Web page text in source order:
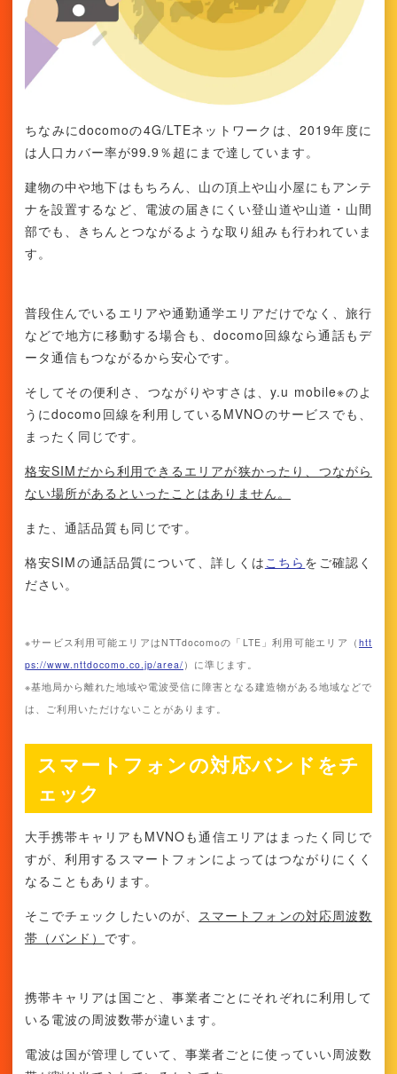
ちなみにdocomoの4G/LTEネットワークは、2019年度に
は人口カバー率が99.9％超にまで達しています。
建物の中や地下はもちろん、山の頂上や山小屋にもアンテ
ナを設置するなど、電波の届きにくい登山道や山道・山間
部でも、きちんとつながるような取り組みも行われていま
す。
普段住んでいるエリアや通勤通学エリアだけでなく、旅行
などで地方に移動する場合も、docomo回線なら通話もデ
ータ通信もつながるから安心です。
そしてその便利さ、つながりやすさは、y.u mobile※のよ
うにdocomo回線を利用しているMVNOのサービスでも、
まったく同じです。
格安SIMだから利用できるエリアが狭かったり、つながら
ない場所があるといったことはありません。
また、通話品質も同じです。
格安SIMの通話品質について、詳しくは こちら をご確認く
ださい。
※サービス利用可能エリアはNTTdocomoの「LTE」利用可能エリア（ htt
ps://www.nttdocomo.co.jp/area/ ）に準じます。
※基地局から離れた地域や電波受信に障害となる建造物がある地域などで
は、ご利用いただけないことがあります。
スマートフォンの対応バンドをチ
ェック
大手携帯キャリアもMVNOも通信エリアはまったく同じで
すが、利用するスマートフォンによってはつながりにくく
なることもあります。
そこでチェックしたいのが、 スマートフォンの対応周波数
帯（バンド） です。
携帯キャリアは国ごと、事業者ごとにそれぞれに利用して
いる電波の周波数帯が違います。
電波は国が管理していて、事業者ごとに使っていい周波数